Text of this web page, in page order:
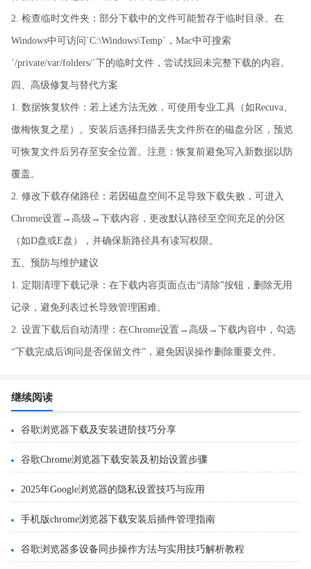
2. 检查临时文件夹：部分下载中的文件可能暂存于临时目录。在
Windows中可访问`C:\Windows\Temp`，Mac中可搜索
`/private/var/folders/`下的临时文件，尝试找回未完整下载的内容。
四、高级修复与替代方案
1. 数据恢复软件：若上述方法无效，可使用专业工具（如Recuva、
傲梅恢复之星）。安装后选择扫描丢失文件所在的磁盘分区，预览
可恢复文件后另存至安全位置。注意：恢复前避免写入新数据以防
覆盖。
2. 修改下载存储路径：若因磁盘空间不足导致下载失败，可进入
Chrome设置→高级→下载内容，更改默认路径至空间充足的分区
（如D盘或E盘），并确保新路径具有读写权限。
五、预防与维护建议
1. 定期清理下载记录：在下载内容页面点击“清除”按钮，删除无用
记录，避免列表过长导致管理困难。
2. 设置下载后自动清理：在Chrome设置→高级→下载内容中，勾选
“下载完成后询问是否保留文件”，避免因误操作删除重要文件。
继续阅读
谷歌浏览器下载及安装进阶技巧分享
谷歌Chrome浏览器下载安装及初始设置步骤
2025年Google浏览器的隐私设置技巧与应用
手机版chrome浏览器下载安装后插件管理指南
谷歌浏览器多设备同步操作方法与实用技巧解析教程